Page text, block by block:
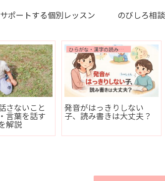
ポートする個別レッスン のびしろ相
生に
家庭でできる練習
発音練習 家庭でできるこ
と
発音
発
に、